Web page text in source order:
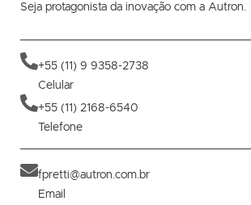
Seja protagonista da inovação com a Autron.
+55 (11) 9 9358-2738
Celular
+55 (11) 2168-6540
Telefone
fpretti@autron.com.br
Email